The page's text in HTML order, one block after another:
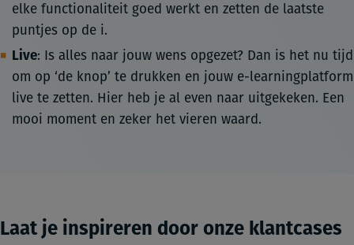
elke functionaliteit goed werkt en zetten de laatste
puntjes op de i.
Live: Is alles naar jouw wens opgezet? Dan is het nu tijd
om op ‘de knop’ te drukken en jouw e-learningplatform
live te zetten. Hier heb je al even naar uitgekeken. Een
mooi moment en zeker het vieren waard.
Laat je inspireren door onze klantcases